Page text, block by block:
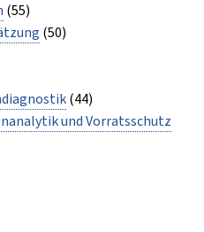
(55)
(50)
(44)
und Vorratsschutz